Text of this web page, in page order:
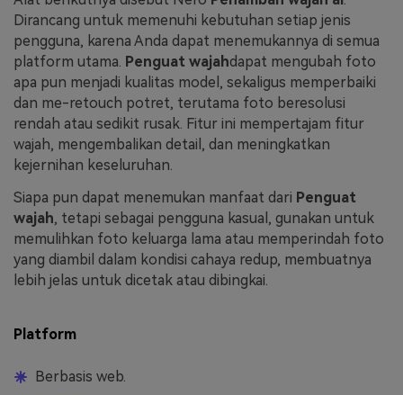
Dirancang untuk memenuhi kebutuhan setiap jenis
pengguna, karena Anda dapat menemukannya di semua
platform utama. Penguat wajahdapat mengubah foto
apa pun menjadi kualitas model, sekaligus memperbaiki
dan me-retouch potret, terutama foto beresolusi
rendah atau sedikit rusak. Fitur ini mempertajam fitur
wajah, mengembalikan detail, dan meningkatkan
kejernihan keseluruhan.
Siapa pun dapat menemukan manfaat dari Penguat
wajah, tetapi sebagai pengguna kasual, gunakan untuk
memulihkan foto keluarga lama atau memperindah foto
yang diambil dalam kondisi cahaya redup, membuatnya
lebih jelas untuk dicetak atau dibingkai.
Platform
Berbasis web.